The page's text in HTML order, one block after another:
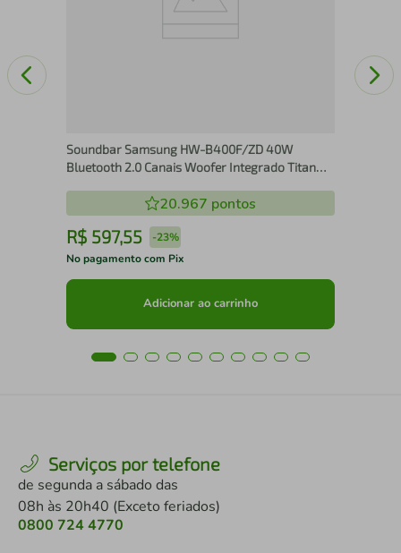
Soundbar Samsung HW-B400F/ZD 40W
Bluetooth 2.0 Canais Woofer Integrado Titan
20.967 pontos
R$ 597,55 -23%
No pagamento com Pix
Adicionar ao carrinho
Serviços por telefone
de segunda a sábado das
08h às 20h40 (Exceto feriados)
0800 724 4770